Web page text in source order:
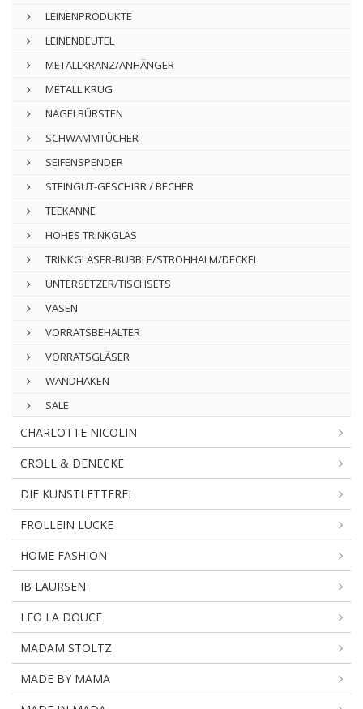
LEINENPRODUKTE
LEINENBEUTEL
METALLKRANZ/ANHÄNGER
METALL KRUG
NAGELBÜRSTEN
SCHWAMMTÜCHER
SEIFENSPENDER
STEINGUT-GESCHIRR / BECHER
TEEKANNE
HOHES TRINKGLAS
TRINKGLÄSER-BUBBLE/STROHHALM/DECKEL
UNTERSETZER/TISCHSETS
VASEN
VORRATSBEHÄLTER
VORRATSGLÄSER
WANDHAKEN
SALE
CHARLOTTE NICOLIN
CROLL & DENECKE
DIE KUNSTLETTEREI
FROLLEIN LÜCKE
HOME FASHION
IB LAURSEN
LEO LA DOUCE
MADAM STOLTZ
MADE BY MAMA